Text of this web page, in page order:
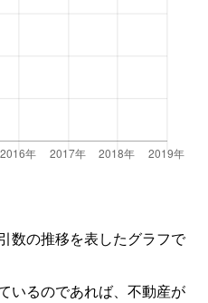
数の推移を表したグラフで
いるのであれば、不動産が